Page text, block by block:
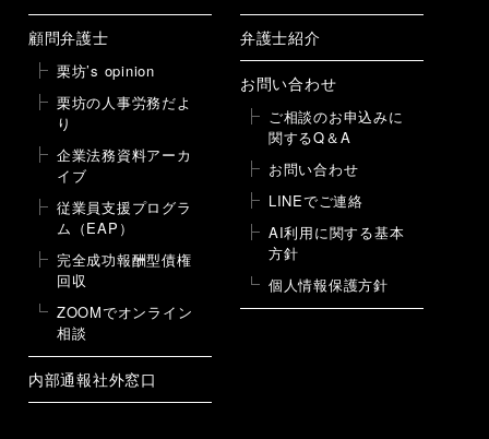
顧問弁護士
栗坊’s opinion
栗坊の人事労務だよ
り
企業法務資料アーカ
イブ
従業員支援プログラ
ム（EAP）
完全成功報酬型債権
回収
ZOOMでオンライン
相談
内部通報社外窓口
弁護士紹介
お問い合わせ
ご相談のお申込みに
関するQ＆A
お問い合わせ
LINEでご連絡
AI利用に関する基本
方針
個人情報保護方針